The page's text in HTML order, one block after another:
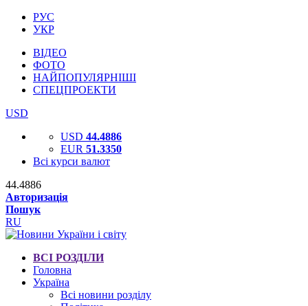
РУС
УКР
ВІДЕО
ФОТО
НАЙПОПУЛЯРНІШІ
СПЕЦПРОЕКТИ
USD
USD 44.4886
EUR 51.3350
Всі курси валют
44.4886
Авторизація
Пошук
RU
ВСІ РОЗДІЛИ
Головна
Україна
Всі новини розділу